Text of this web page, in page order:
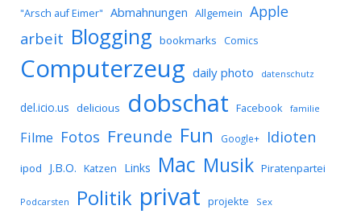
"Arsch auf Eimer" Abmahnungen Allgemein Apple
arbeit Blogging bookmarks Comics
Computerzeug daily photo datenschutz
del.icio.us delicious dobschat Facebook familie
Filme Fotos Freunde Fun Google+ Idioten
ipod J.B.O. Katzen Links Mac Musik Piratenpartei
Podcarsten Politik privat projekte Sex